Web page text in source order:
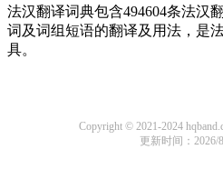
法汉翻译词典包含494604条法汉
词及词组短语的翻译及用法，是
具。
Copyright © 2021-2024
更新时间：2026/